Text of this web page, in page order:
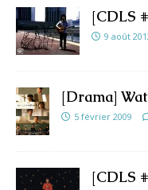
[CDLS
9 août
[Drama]
5 février 2009
[CDLS